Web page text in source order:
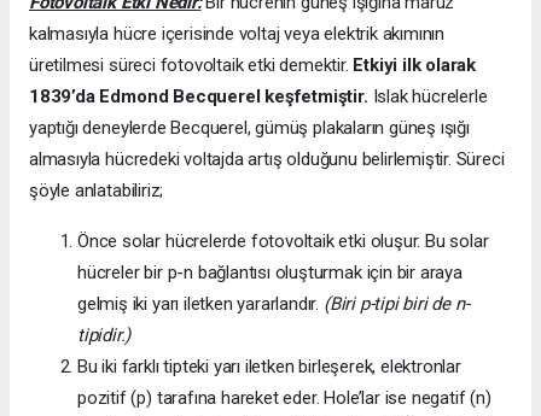
kalmasıyla hücre içerisinde voltaj veya elektrik akımının
üretilmesi süreci fotovoltaik etki demektir. Etkiyi ilk olarak
1839’da Edmond Becquerel keşfetmiştir. Islak hücrelerle
yaptığı deneylerde Becquerel, gümüş plakaların güneş ışığı
almasıyla hücredeki voltajda artış olduğunu belirlemiştir. Süreci
şöyle anlatabiliriz;
Önce solar hücrelerde fotovoltaik etki oluşur. Bu solar
hücreler bir p-n bağlantısı oluşturmak için bir araya
gelmiş iki yarı iletken yararlandır. (Biri p-tipi biri de n-
tipidir.)
Bu iki farklı tipteki yarı iletken birleşerek, elektronlar
pozitif (p) tarafına hareket eder. Hole’lar ise negatif (n)